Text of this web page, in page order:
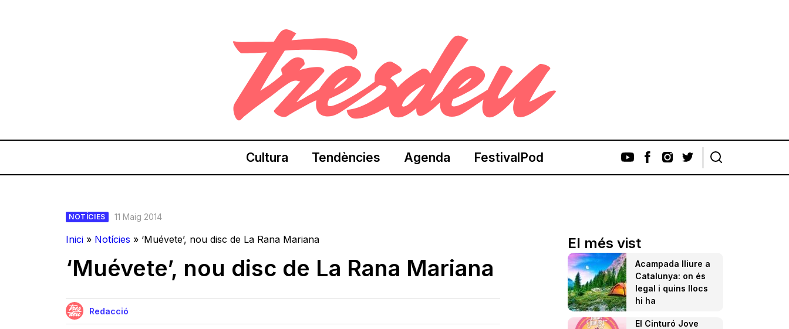
Cultura Tendències Agenda FestivalPod
NOTÍCIES 11 Maig 2014
Inici » Notícies » ‘Muévete’, nou disc de La Rana Mariana
‘Muévete’, nou disc de La Rana Mariana
Redacció
El més vist
Acampada lliure a
Catalunya: on és
legal i quins llocs
hi ha
El Cinturó Jove